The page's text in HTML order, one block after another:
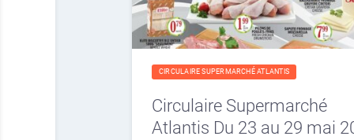
CIRCULAIRE SUPERMARCHÉ ATLANTIS
Circulaire Supermarché
Atlantis Du 23 au 29 mai